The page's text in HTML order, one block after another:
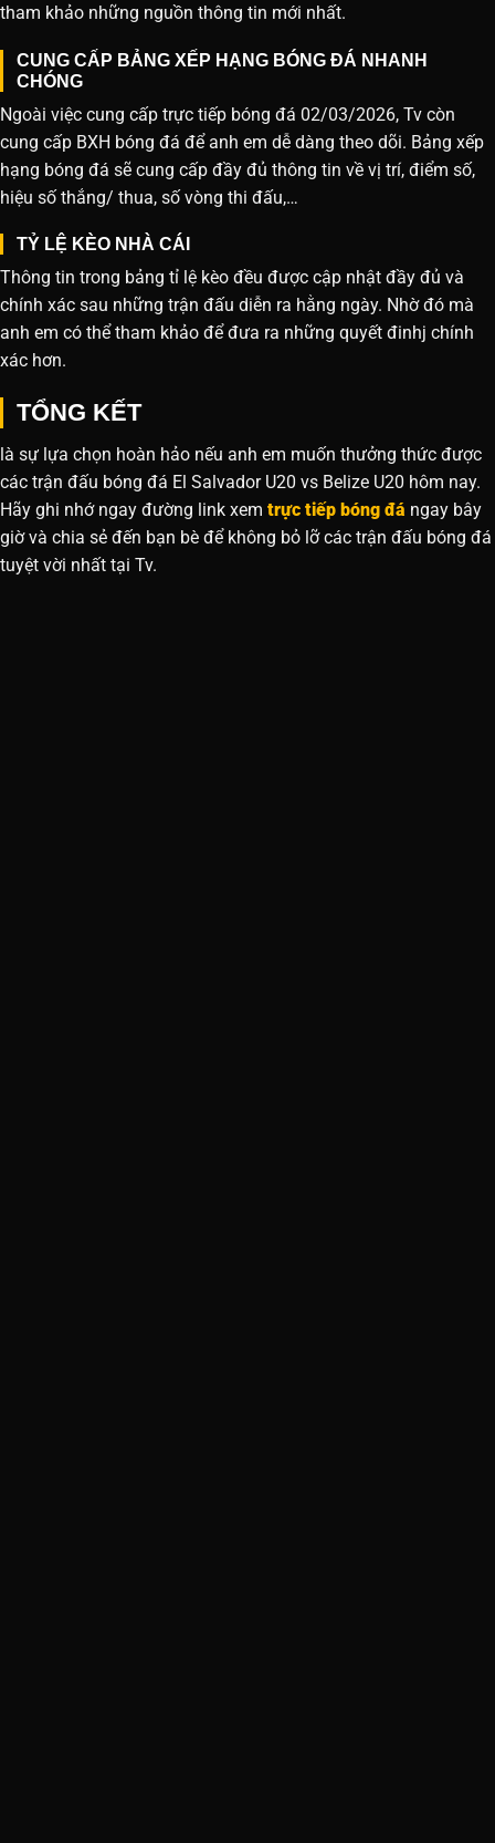
tham khảo những nguồn thông tin mới nhất.
CUNG CẤP BẢNG XẾP HẠNG BÓNG ĐÁ NHANH
CHÓNG
Ngoài việc cung cấp trực tiếp bóng đá 02/03/2026, Tv còn
cung cấp BXH bóng đá để anh em dễ dàng theo dõi. Bảng xếp
hạng bóng đá sẽ cung cấp đầy đủ thông tin về vị trí, điểm số,
hiệu số thắng/ thua, số vòng thi đấu,…
TỶ LỆ KÈO NHÀ CÁI
Thông tin trong bảng tỉ lệ kèo đều được cập nhật đầy đủ và
chính xác sau những trận đấu diễn ra hằng ngày. Nhờ đó mà
anh em có thể tham khảo để đưa ra những quyết đinhj chính
xác hơn.
TỔNG KẾT
là sự lựa chọn hoàn hảo nếu anh em muốn thưởng thức được
các trận đấu bóng đá El Salvador U20 vs Belize U20 hôm nay.
Hãy ghi nhớ ngay đường link xem trực tiếp bóng đá ngay bây
giờ và chia sẻ đến bạn bè để không bỏ lỡ các trận đấu bóng đá
tuyệt vời nhất tại Tv.